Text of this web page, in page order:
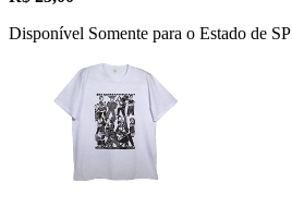
Disponível Somente para o Estado de SP